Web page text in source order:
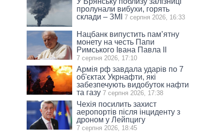
пролунали вибухи, горять
склади – ЗМІ
7 серпня 2026, 16:33
Нацбанк випустить пам’ятну
монету на честь Папи
Римського Івана Павла II
7 серпня 2026, 17:10
Армія рф завдала ударів по 7
об'єктах Укрнафти, які
забезпечують видобуток нафти
та газу 7 серпня 2026, 17:38
Чехія посилить захист
аеропортів після інциденту з
дроном у Лейпцигу
7 серпня 2026, 18:45